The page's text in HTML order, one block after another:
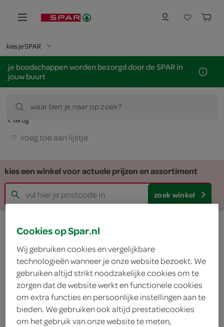
kies je SPAR
je boodschappen worden bezorgd door de SPAR in
jouw buurt
waar ben je naar op zoek?
terug
voeg toe aan lijstje
kies een winkel voor actuele prijzen en assortiment
zoek winkel
Cookies op Spar.nl
Wij gebruiken cookies en vergelijkbare
technologieën wanneer je onze website bezoekt. We
gebruiken altijd strikt noodzakelijke cookies om te
zorgen dat de website werkt en functionele cookies
om extra functies en persoonlijke instellingen aan te
bieden. We gebruiken ook altijd prestatiecookies
om het gebruik van onze website te meten,